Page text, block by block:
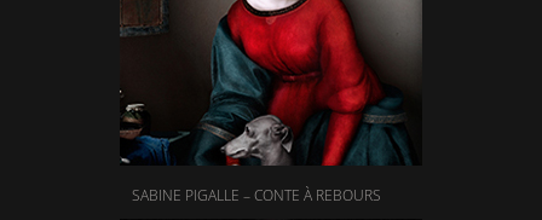
SABINE PIGALLE – CONTE À REBOURS